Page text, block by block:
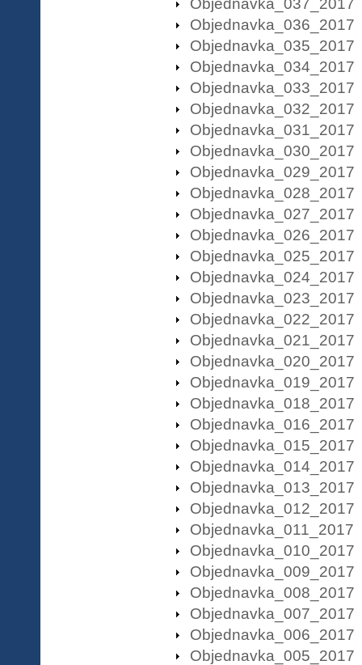
Objednavka_037_2017
Objednavka_036_2017
Objednavka_035_2017
Objednavka_034_2017
Objednavka_033_2017
Objednavka_032_2017
Objednavka_031_2017
Objednavka_030_2017
Objednavka_029_2017
Objednavka_028_2017
Objednavka_027_2017
Objednavka_026_2017
Objednavka_025_2017
Objednavka_024_2017
Objednavka_023_2017
Objednavka_022_2017
Objednavka_021_2017
Objednavka_020_2017
Objednavka_019_2017
Objednavka_018_2017
Objednavka_016_2017
Objednavka_015_2017
Objednavka_014_2017
Objednavka_013_2017
Objednavka_012_2017
Objednavka_011_2017
Objednavka_010_2017
Objednavka_009_2017
Objednavka_008_2017
Objednavka_007_2017
Objednavka_006_2017
Objednavka_005_2017